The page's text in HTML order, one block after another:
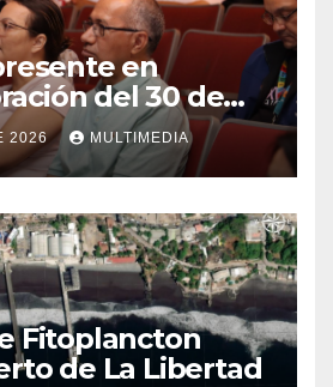
en
del 30 de
2026 MULTIMEDIA
Fitoplancton
de La Libertad